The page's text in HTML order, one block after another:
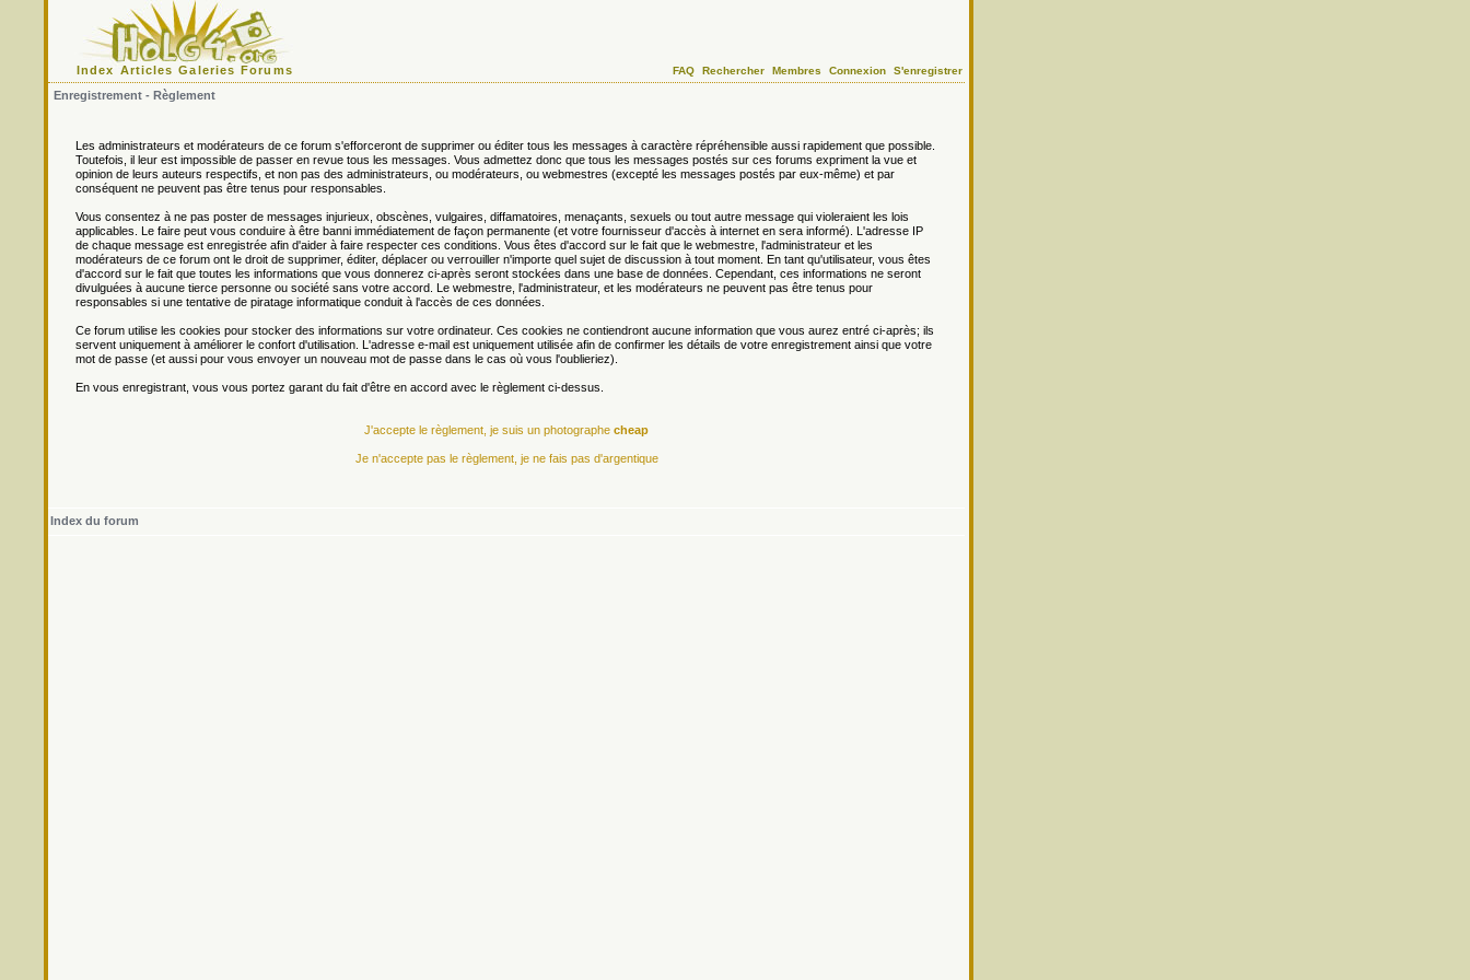
Index Articles Galeries Forums FAQ Rechercher Membres Connexion S'enregistrer
Enregistrement - Règlement
Les administrateurs et modérateurs de ce forum s'efforceront de supprimer ou éditer tous les messages à caractère répréhensible aussi rapidement que possible.
Toutefois, il leur est impossible de passer en revue tous les messages. Vous admettez donc que tous les messages postés sur ces forums expriment la vue et
opinion de leurs auteurs respectifs, et non pas des administrateurs, ou modérateurs, ou webmestres (excepté les messages postés par eux-même) et par
conséquent ne peuvent pas être tenus pour responsables.
Vous consentez à ne pas poster de messages injurieux, obscènes, vulgaires, diffamatoires, menaçants, sexuels ou tout autre message qui violeraient les lois
applicables. Le faire peut vous conduire à être banni immédiatement de façon permanente (et votre fournisseur d'accès à internet en sera informé). L'adresse IP
de chaque message est enregistrée afin d'aider à faire respecter ces conditions. Vous êtes d'accord sur le fait que le webmestre, l'administrateur et les
modérateurs de ce forum ont le droit de supprimer, éditer, déplacer ou verrouiller n'importe quel sujet de discussion à tout moment. En tant qu'utilisateur, vous êtes
d'accord sur le fait que toutes les informations que vous donnerez ci-après seront stockées dans une base de données. Cependant, ces informations ne seront
divulguées à aucune tierce personne ou société sans votre accord. Le webmestre, l'administrateur, et les modérateurs ne peuvent pas être tenus pour
responsables si une tentative de piratage informatique conduit à l'accès de ces données.
Ce forum utilise les cookies pour stocker des informations sur votre ordinateur. Ces cookies ne contiendront aucune information que vous aurez entré ci-après; ils
servent uniquement à améliorer le confort d'utilisation. L'adresse e-mail est uniquement utilisée afin de confirmer les détails de votre enregistrement ainsi que votre
mot de passe (et aussi pour vous envoyer un nouveau mot de passe dans le cas où vous l'oublieriez).
En vous enregistrant, vous vous portez garant du fait d'être en accord avec le règlement ci-dessus.
J'accepte le règlement, je suis un photographe cheap
Je n'accepte pas le règlement, je ne fais pas d'argentique
Index du forum